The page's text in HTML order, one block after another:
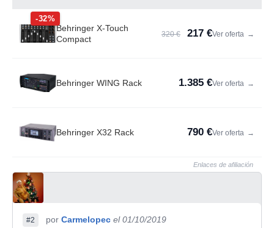
-32%
Behringer X-Touch
Compact
320 € 217 €Ver oferta →
Behringer WING Rack 1.385 €Ver oferta →
Behringer X32 Rack 790 €Ver oferta →
Enlaces de afiliación
#2 por Carmelopec el 01/10/2019